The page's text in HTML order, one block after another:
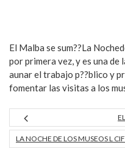
El Malba se sum??La
por primera vez, y es una de
aunar el trabajo p??blico y
fomentar las visitas a los
LA NOCHE DE LOS MUSEOS L